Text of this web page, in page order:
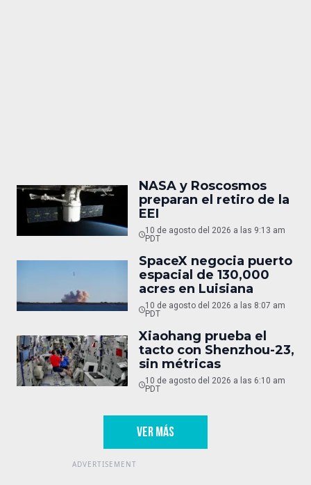
NASA y Roscosmos
preparan el retiro de la
EEI
10 de agosto del 2026 a las 9:13 am
PDT
SpaceX negocia puerto
espacial de 130,000
acres en Luisiana
10 de agosto del 2026 a las 8:07 am
PDT
Xiaohang prueba el
tacto con Shenzhou-23,
sin métricas
10 de agosto del 2026 a las 6:10 am
PDT
VER MÁS